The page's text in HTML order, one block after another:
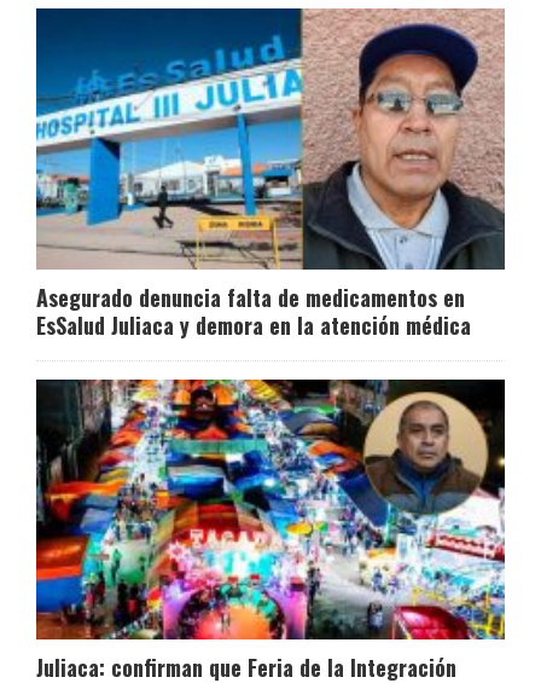
Asegurado denuncia falta de medicamentos en
EsSalud Juliaca y demora en la atención médica
Juliaca: confirman que Feria de la Integración